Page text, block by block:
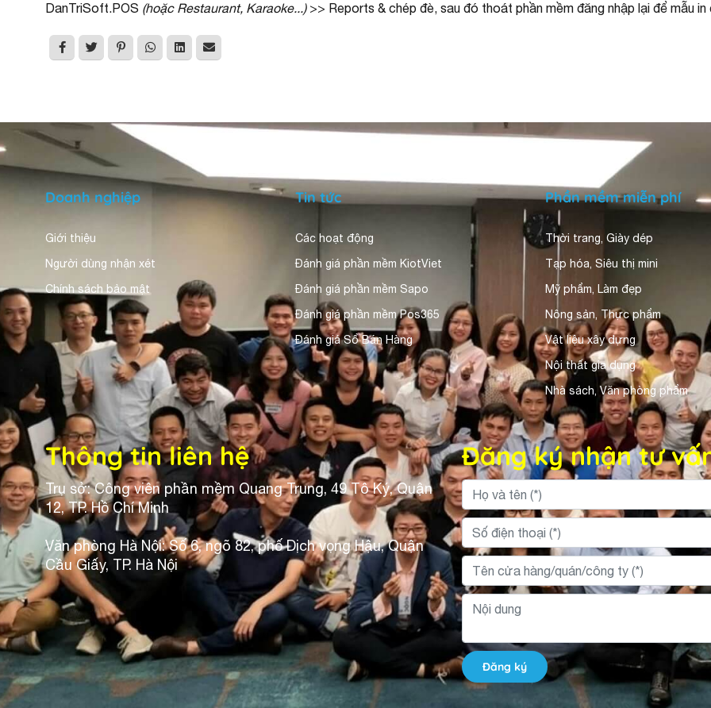
DanTriSoft.POS (hoặc Restaurant, Karaoke...)>> Reports & chép đè, sau đó thoát phần mềm đăng nhập lại để mẫu in
Doanh nghiệp
Giới thiệu
Người dùng nhận xét
Chính sách bảo mật
Tin tức
Các hoạt động
Đánh giá phần mềm KiotViet
Đánh giá phần mềm Sapo
Đánh giá phần mềm Pos365
Đánh giá Sổ Bán Hàng
Phần mềm miễn phí
Thời trang, Giày dép
Tạp hóa, Siêu thị mini
Mỹ phẩm, Làm đẹp
Nông sản, Thực phẩm
Vật liệu xây dựng
Nội thất gia dụng
Nhà sách, Văn phòng phẩm
Thông tin liên hệ
Trụ sở: Công viên phần mềm Quang Trung, 49 Tô Ký, Quận
12, TP. Hồ Chí Minh
Văn phòng Hà Nội: Số 6, ngõ 82, phố Dịch vọng Hậu, Quận
Cầu Giấy, TP. Hà Nội
Đăng ký nhận tư
Đăng ký